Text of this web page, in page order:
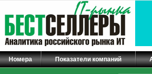
Номера Показатели компаний